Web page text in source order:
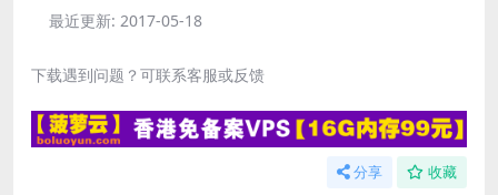
最近更新: 2017-05-18
下载遇到问题？可联系客服或反馈
分享 收藏